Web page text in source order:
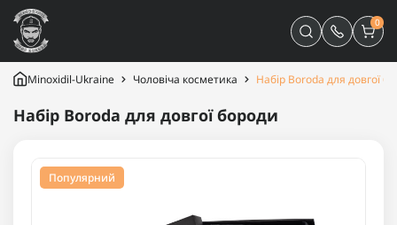
0
Minoxidil-Ukraine Чоловіча косметика Набір Boroda для довгої
Набір Boroda для довгої бороди
Популярний